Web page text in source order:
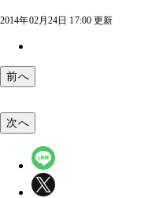
2014年02月24日 17:00 更新
前へ
次へ